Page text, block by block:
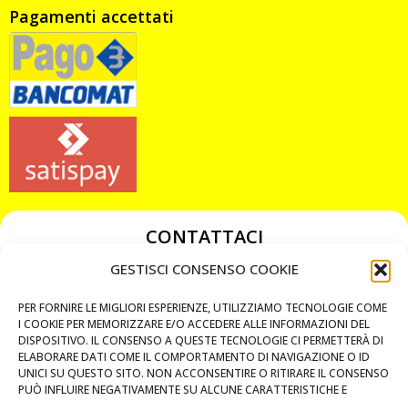
GESTISCI CONSENSO COOKIE
PER FORNIRE LE MIGLIORI ESPERIENZE, UTILIZZIAMO TECNOLOGIE COME
I COOKIE PER MEMORIZZARE E/O ACCEDERE ALLE INFORMAZIONI DEL
DISPOSITIVO. IL CONSENSO A QUESTE TECNOLOGIE CI PERMETTERÀ DI
ELABORARE DATI COME IL COMPORTAMENTO DI NAVIGAZIONE O ID
UNICI SU QUESTO SITO. NON ACCONSENTIRE O RITIRARE IL CONSENSO
PUÒ INFLUIRE NEGATIVAMENTE SU ALCUNE CARATTERISTICHE E
Pagamenti accettati
CONTATTACI
349 3863811
chiavicodificate@gmail.com
Privacy Policy